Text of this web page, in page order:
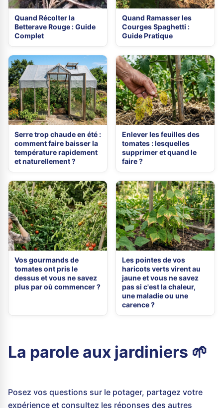
Quand Récolter la
Betterave Rouge : Guide
Complet
Quand Ramasser les
Courges Spaghetti :
Guide Pratique
Serre trop chaude en été :
comment faire baisser la
température rapidement
et naturellement ?
Enlever les feuilles des
tomates : lesquelles
supprimer et quand le
faire ?
Vos gourmands de
tomates ont pris le
dessus et vous ne savez
plus par où commencer ?
Les pointes de vos
haricots verts virent au
jaune et vous ne savez
pas si c'est la chaleur,
une maladie ou une
carence ?
La parole aux jardiniers 🌱
Posez vos questions sur le potager, partagez votre
expérience et consultez les réponses des autres